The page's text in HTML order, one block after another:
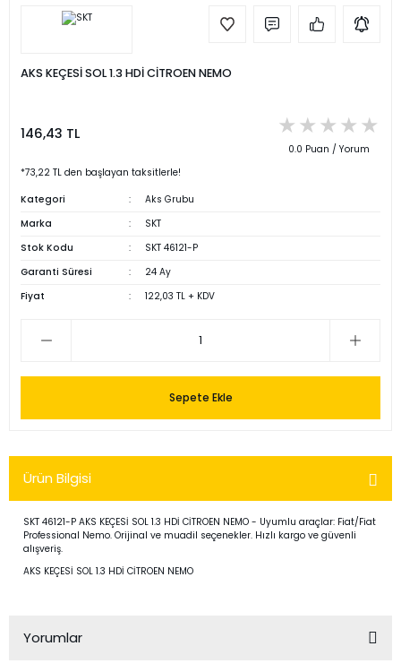
AKS KEÇESİ SOL 1.3 HDİ CİTROEN NEMO
146,43 TL
0.0 Puan / Yorum
*73,22 TL den başlayan taksitlerle!
Kategori
Aks Grubu
Marka
SKT
Stok Kodu
SKT 46121-P
Garanti Süresi
24 Ay
Fiyat
122,03 TL + KDV
Sepete Ekle
Ürün Bilgisi
SKT 46121-P AKS KEÇESİ SOL 1.3 HDİ CİTROEN NEMO - Uyumlu araçlar: Fiat/Fiat
Professional Nemo. Orijinal ve muadil seçenekler. Hızlı kargo ve güvenli
alışveriş.
AKS KEÇESİ SOL 1.3 HDİ CİTROEN NEMO
Yorumlar